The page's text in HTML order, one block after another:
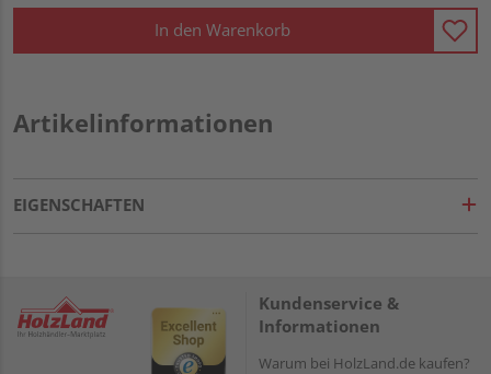
In den Warenkorb
Artikelinformationen
EIGENSCHAFTEN
Kundenservice &
Informationen
Warum bei HolzLand.de kaufen?